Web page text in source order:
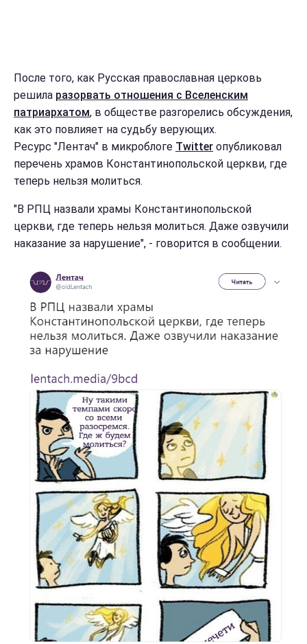
После того, как Русская православная церковь
решила разорвать отношения с Вселенским
патриархатом, в обществе разгорелись обсуждения,
как это повлияет на судьбу верующих.
Ресурс "Лентач" в микроблоге Twitter опубликовал
перечень храмов Константинопольской церкви, где
теперь нельзя молиться.
"В РПЦ назвали храмы Константинопольской
церкви, где теперь нельзя молиться. Даже озвучили
наказание за нарушение", - говорится в сообщении.